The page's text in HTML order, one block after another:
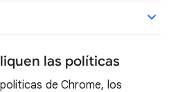
las políticas
de Chrome, los